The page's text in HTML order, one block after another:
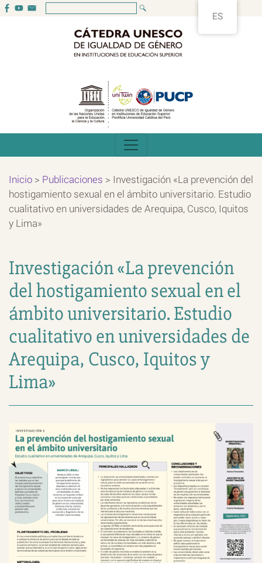
Inicio > Publicaciones > Investigación «La prevención del
hostigamiento sexual en el ámbito universitario. Estudio
cualitativo en universidades de Arequipa, Cusco, Iquitos
y Lima»
Investigación «La prevención
del hostigamiento sexual en el
ámbito universitario. Estudio
cualitativo en universidades de
Arequipa, Cusco, Iquitos y
Lima»
ES